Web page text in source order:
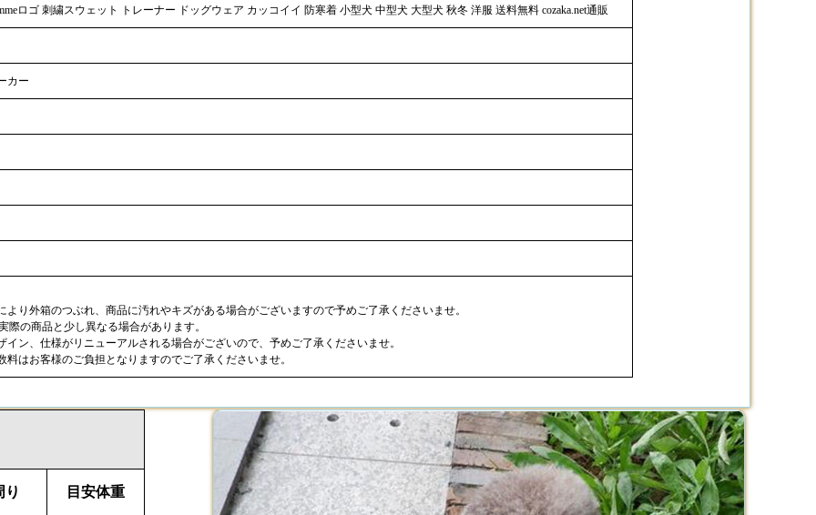
ロゴ 刺繍スウェット トレーナー ドッグウェア カッコイイ 防寒着 小型犬 中型犬 大型犬 秋冬 洋服 送料無料 cozaka.net通販
カー
り外箱のつぶれ、商品に汚れやキズがある場合がございますので予めご了承くださいませ。
の商品と少し異なる場合があります。
ン、仕様がリニューアルされる場合がございので、予めご了承くださいませ。
はお客様のご負担となりますのでご了承くださいませ。
り 目安体重